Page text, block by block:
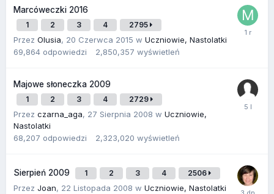
Marcóweczki 2016
1 2 3 4 2795
Przez Olusia, 20 Czerwca 2015 w Uczniowie, Nastolatki
69,864 odpowiedzi 2,850,357 wyświetleń
Majowe słoneczka 2009
1 2 3 4 2729
Przez czarna_aga, 27 Sierpnia 2008 w Uczniowie,
Nastolatki
68,207 odpowiedzi 2,323,020 wyświetleń
Sierpień 2009 1 2 3 4 2506
Przez Joan, 22 Listopada 2008 w Uczniowie, Nastolatki